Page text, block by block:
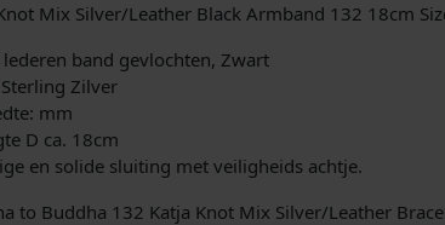
Mix Silver/Leather Black Armband 132 18cm
lederen band gevlochten, Zwart
Zilver
mm
D ca. 18cm
en solide sluiting met veiligheids achtje.
to Buddha 132 Katja Knot Mix Silver/Leather